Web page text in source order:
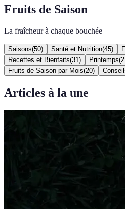
Fruits de Saison
La fraîcheur à chaque bouchée
Saisons(50) Santé et Nutrition(45)
Recettes et Bienfaits(31 ) Printemps(
Fruits de Saison par Mois(20)
Articles à la une